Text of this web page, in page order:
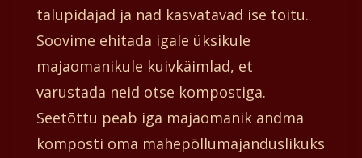
talupidajad ja nad kasvatavad ise toitu.
Soovime ehitada igale üksikule
majaomanikule kuivkäimlad, et
varustada neid otse kompostiga.
Seetõttu peab iga majaomanik andma
komposti oma mahepõllumajanduslikuks